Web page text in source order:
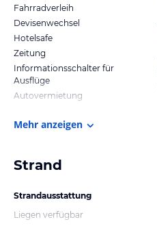
Fahrradverleih
Devisenwechsel
Hotelsafe
Zeitung
Informationsschalter für
Ausflüge
Autovermietung
Mehr anzeigen
Strand
Strandausstattung
Liegen verfügbar